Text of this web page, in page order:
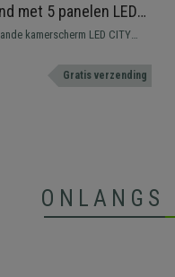
met 5 panelen LED
Zeer Praktisch,
kamerscherm LED CITY
functionaliteit. Perfect om
en te decoreren. Geeft een
met zijn met verlichte
Gratis verzending
ONLANGS